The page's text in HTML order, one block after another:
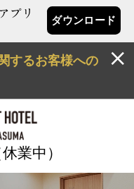
プリ
ダウンロード
するお客様への
業中）